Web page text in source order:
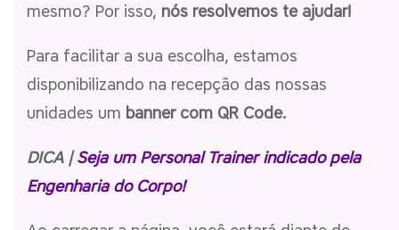
mesmo? Por isso, nós resolvemos te ajudar!
Para facilitar a sua escolha, estamos
disponibilizando na recepção das nossas
unidades um banner com QR Code.
DICA |Seja um Personal Trainer indicado pela
Engenharia do Corpo!